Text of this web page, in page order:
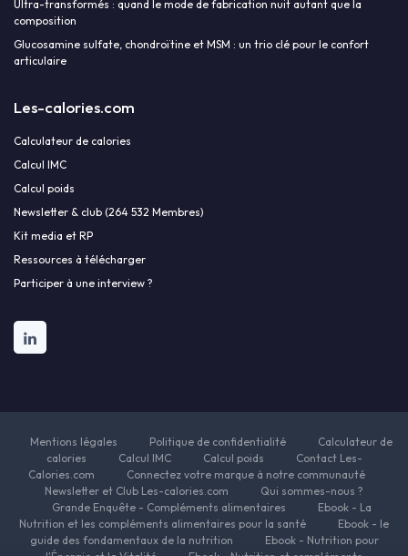
Ultra-transformés : quand le mode de fabrication nuit autant que la
composition
Glucosamine sulfate, chondroïtine et MSM : un trio clé pour le confort
articulaire
Les-calories.com
Calculateur de calories
Calcul IMC
Calcul poids
Newsletter & club (264 532 Membres)
Kit media et RP
Ressources à télécharger
Participer à une interview ?
Mentions légales Politique de confidentialité
Calculateur de
calories
Calcul IMC Calcul poids
Contact Les-
Calories.com
Connectez votre marque à notre communauté
Newsletter et Club Les-calories.com
Qui sommes-nous ?
Grande Enquête - Compléments alimentaires
Ebook - La
Nutrition et les compléments alimentaires pour la santé
Ebook - le
guide des fondamentaux de la nutrition
Ebook - Nutrition pour